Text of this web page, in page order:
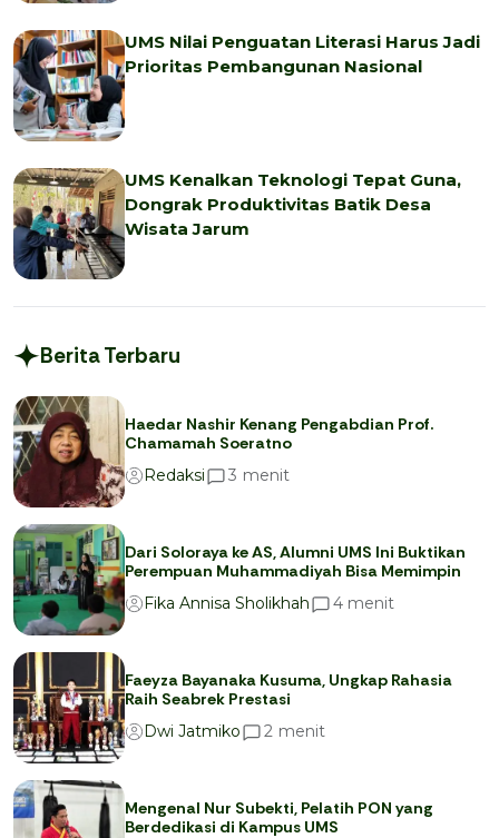
UMS Nilai Penguatan Literasi Harus Jadi
Prioritas Pembangunan Nasional
UMS Kenalkan Teknologi Tepat Guna,
Dongrak Produktivitas Batik Desa
Wisata Jarum
Berita Terbaru
Haedar Nashir Kenang Pengabdian Prof.
Chamamah Soeratno
Redaksi
3 menit
Dari Soloraya ke AS, Alumni UMS Ini Buktikan
Perempuan Muhammadiyah Bisa Memimpin
Fika Annisa Sholikhah
4 menit
Faeyza Bayanaka Kusuma, Ungkap Rahasia
Raih Seabrek Prestasi
Dwi Jatmiko
2 menit
Mengenal Nur Subekti, Pelatih PON yang
Berdedikasi di Kampus UMS